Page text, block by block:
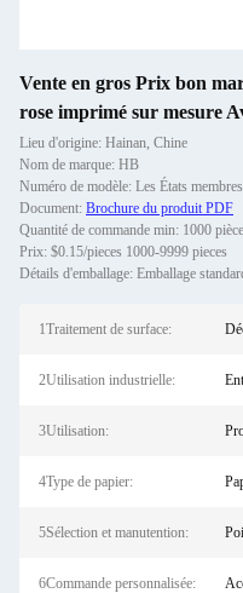
Vente en gros Prix bon
rose imprimé sur mesure
Lieu d'origine: Hainan, Chine
Nom de marque: HB
Numéro de modèle: Les États
Document: Brochure du produit PDF
Quantité de commande min: 1000
Prix: $0.15/pieces 1000-9999 pieces
Détails d'emballage: Emballage
1Traitement de surface:
2Utilisation industrielle:
3Utilisation:
4Type de papier:
5Sélection et manutention:
6Commande personnalisée: